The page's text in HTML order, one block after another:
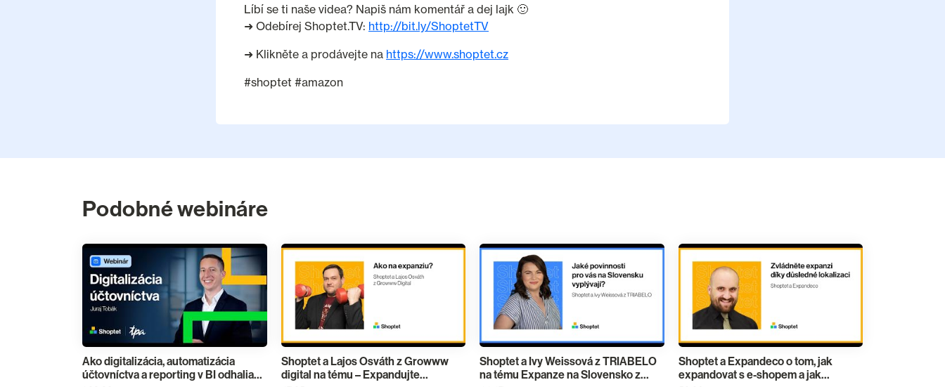
Líbí se ti naše videa? Napiš nám komentář a dej lajk 🙂
➜ Odebírej Shoptet.TV: http://bit.ly/ShoptetTV
➜ Klikněte a prodávejte na https://www.shoptet.cz
#shoptet #amazon
Podobné webináre
Ako digitalizácia, automatizácia
účtovníctva a reporting v BI odhalia
Shoptet a Lajos Osváth z Growww
digital na tému – Expandujte
Shoptet a Ivy Weissová z TRIABELO
na tému Expanze na Slovensko z
Shoptet a Expandeco o tom, jak
expandovat s e-shopem a jak